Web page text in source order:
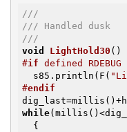
///
/// Handled dusk
///
void
LightHold30 ()
#if defined RDEBUG
  s85.println(F(
#endif
while